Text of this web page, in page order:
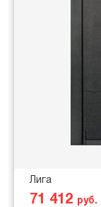
Лига
71 412 руб.